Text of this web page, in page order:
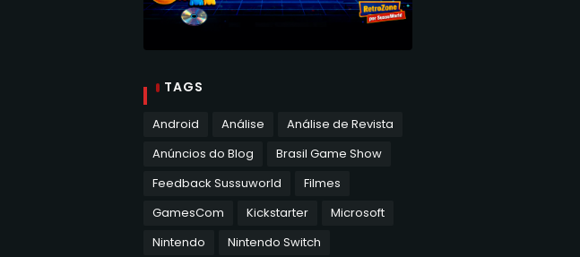
TAGS
Android Análise
Análise de Revista
Anúncios do Blog
Brasil Game Show
Feedback Sussuworld
Filmes
GamesCom
Kickstarter
Microsoft
Nintendo
Nintendo Switch